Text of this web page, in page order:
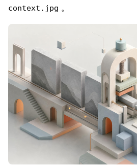
context.jpg 。